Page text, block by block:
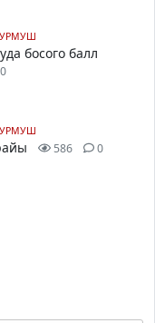
босого балл
0
586 0